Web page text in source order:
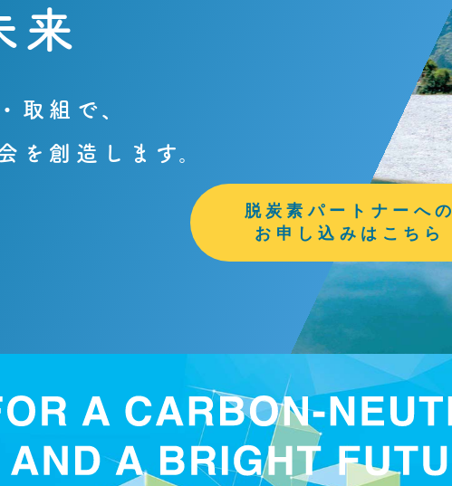
て、
ること
来
取組で、
を 創造します。
脱炭素パートナーへの
お申し込みはこちら